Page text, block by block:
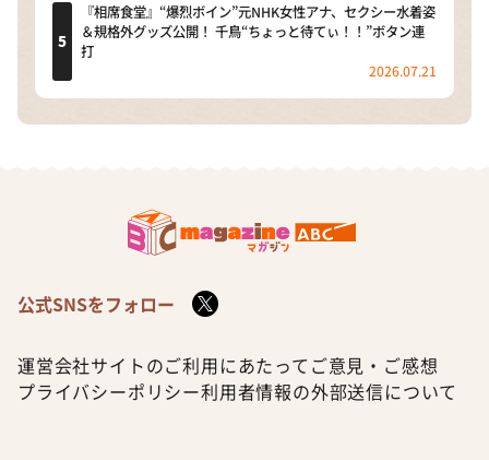
『相席食堂』“爆烈ボイン”元NHK女性アナ、セクシー水着姿
＆規格外グッズ公開！ 千鳥“ちょっと待てぃ！！”ボタン連
打
2026.07.21
公式SNSをフォロー
運営会社サイトのご利用にあたって ご意見・ご感想
プライバシーポリシー利用者情報の外部送信について